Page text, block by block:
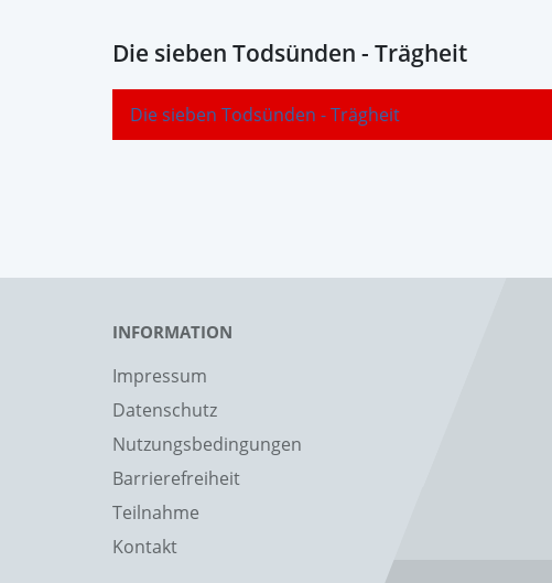
Die sieben Todsünden - Trägheit
Die sieben Todsünden - Trägheit
INFORMATION
Impressum
Datenschutz
Nutzungsbedingungen
Barrierefreiheit
Teilnahme
Kontakt